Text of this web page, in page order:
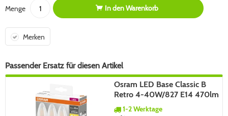
Menge In denWarenkorb
Merken
Passender Ersatz für diesen Artikel
Osram LED Base Classic B
Retro 4-40W/827 E14 470lm
echt warmweiß nicht
1-2 Werktage